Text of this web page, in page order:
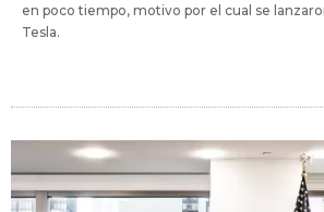
en poco tiempo, motivo por el cual se
Tesla.